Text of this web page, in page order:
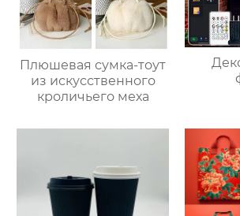
Плюшевая сумка-тоут
из искусственного
кроличьего меха